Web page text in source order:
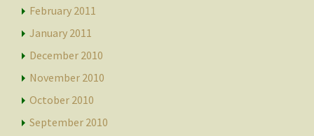
February 2011
January 2011
December 2010
November 2010
October 2010
September 2010